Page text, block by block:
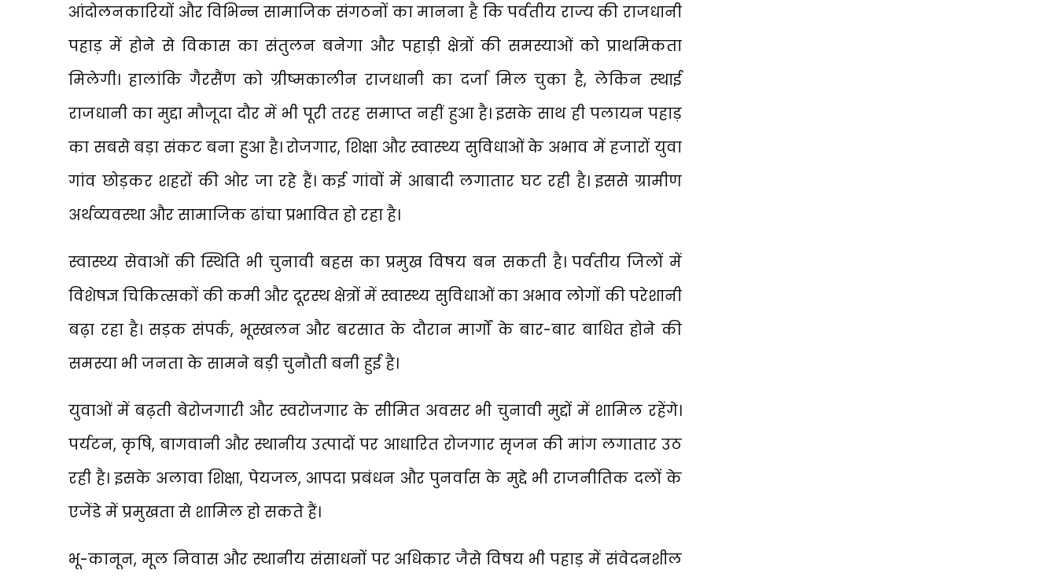
आंदोलनकारियों और विभिन्न सामाजिक संगठनों का मानना है कि पर्वतीय राज्य की राजधानी
पहाड़ में होने से विकास का संतुलन बनेगा और पहाड़ी क्षेत्रों की समस्याओं को प्राथमिकता
मिलेगी। हालांकि गैरसैंण को ग्रीष्मकालीन राजधानी का दर्जा मिल चुका है, लेकिन स्थाई
राजधानी का मुद्दा मौजूदा दौर में भी पूरी तरह समाप्त नहीं हुआ है। इसके साथ ही पलायन पहाड़
का सबसे बड़ा संकट बना हुआ है। रोजगार, शिक्षा और स्वास्थ्य सुविधाओं के अभाव में हजारों युवा
गांव छोड़कर शहरों की ओर जा रहे हैं। कई गांवों में आबादी लगातार घट रही है। इससे ग्रामीण
अर्थव्यवस्था और सामाजिक ढांचा प्रभावित हो रहा है।
स्वास्थ्य सेवाओं की स्थिति भी चुनावी बहस का प्रमुख विषय बन सकती है। पर्वतीय जिलों में
विशेषज्ञ चिकित्सकों की कमी और दूरस्थ क्षेत्रों में स्वास्थ्य सुविधाओं का अभाव लोगों की परेशानी
बढ़ा रहा है। सड़क संपर्क, भूस्खलन और बरसात के दौरान मार्गों के बार-बार बाधित होने की
समस्या भी जनता के सामने बड़ी चुनौती बनी हुई है।
युवाओं में बढ़ती बेरोजगारी और स्वरोजगार के सीमित अवसर भी चुनावी मुद्दों में शामिल रहेंगे।
पर्यटन, कृषि, बागवानी और स्थानीय उत्पादों पर आधारित रोजगार सृजन की मांग लगातार उठ
रही है। इसके अलावा शिक्षा, पेयजल, आपदा प्रबंधन और पुनर्वास के मुद्दे भी राजनीतिक दलों के
एजेंडे में प्रमुखता से शामिल हो सकते हैं।
भू-कानून, मूल निवास और स्थानीय संसाधनों पर अधिकार जैसे विषय भी पहाड़ में संवेदनशील